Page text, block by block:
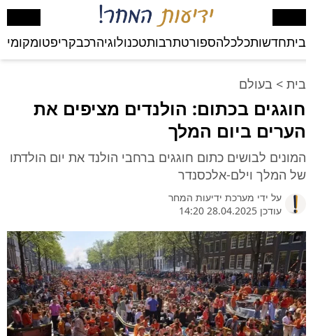
ביתחדשותכלכלהספורטתרבותטכנולוגיהרכבקריפטומקומי
בית > בעולם
חוגגים בכתום: הולנדים מציפים את
הערים ביום המלך
המונים לבושים כתום חוגגים ברחבי הולנד את יום הולדתו
של המלך וילם-אלכסנדר
על ידי מערכת ידיעות המחר
עודכן 28.04.2025 14:20